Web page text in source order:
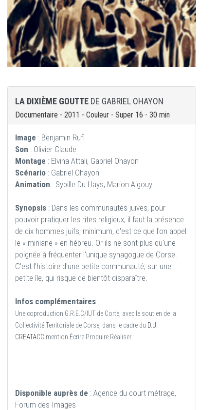
LA DIXIÈME GOUTTE DE GABRIEL OHAYON
Documentaire - 2011 - Couleur - Super 16 - 30 min
Image : Benjamin Rufi
Son : Olivier Claude
Montage : Elvina Attali, Gabriel Ohayon
Scénario : Gabriel Ohayon
Animation : Sybille Du Hays, Marion Aigouy
Synopsis : Dans les communautés juives, pour
pouvoir pratiquer les rites religieux, il faut la présence
de dix hommes juifs, minimum, c'est ce que l'on appel
le « miniane » en hébreu. Or ils ne sont plus qu'une
poignée à fréquenter l'unique synagogue de Corse.
C'est l'histoire d'une petite communauté, sur une
petite île, qui risque de bientôt disparaître.
Infos complémentaires :
Une coproduction G.R.E.C/IUT de Corte, avec le soutien de la
Collectivité Territoriale de Corse, dans le cadre du D.U.
CREATACC mention Écrire Produire Réaliser.
Disponible auprès de : Agence du court métrage,
Forum des Images